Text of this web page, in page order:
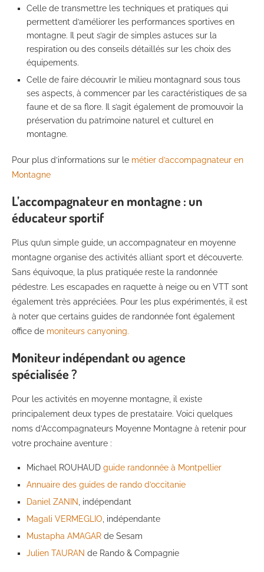
Celle de transmettre les techniques et pratiques qui
permettent d’améliorer les performances sportives en
montagne. Il peut s’agir de simples astuces sur la
respiration ou des conseils détaillés sur les choix des
équipements.
Celle de faire découvrir le milieu montagnard sous tous
ses aspects, à commencer par les caractéristiques de sa
faune et de sa flore. Il s’agit également de promouvoir la
préservation du patrimoine naturel et culturel en
montagne.
Pour plus d’informations sur le métier d’accompagnateur en
Montagne
L’accompagnateur en montagne : un
éducateur sportif
Plus qu’un simple guide, un accompagnateur en moyenne
montagne organise des activités alliant sport et découverte.
Sans équivoque, la plus pratiquée reste la randonnée
pédestre. Les escapades en raquette à neige ou en VTT sont
également très appréciées. Pour les plus expérimentés, il est
à noter que certains guides de randonnée font également
office de moniteurs canyoning.
Moniteur indépendant ou agence
spécialisée ?
Pour les activités en moyenne montagne, il existe
principalement deux types de prestataire. Voici quelques
noms d’Accompagnateurs Moyenne Montagne à retenir pour
votre prochaine aventure :
Michael ROUHAUD guide randonnée à Montpellier
Annuaire des guides de rando d’occitanie
Daniel ZANIN, indépendant
Magali VERMEGLIO, indépendante
Mustapha AMAGAR de Sesam
Julien TAURAN de Rando & Compagnie